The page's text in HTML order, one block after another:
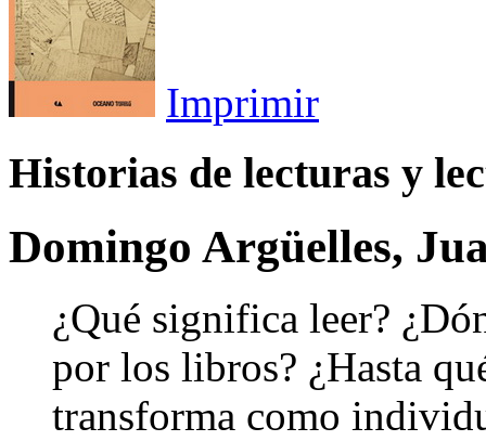
Imprimir
Historias de lecturas y
Domingo Argüelles,
¿Qué significa leer?
por los libros? ¿Hasta
transforma como